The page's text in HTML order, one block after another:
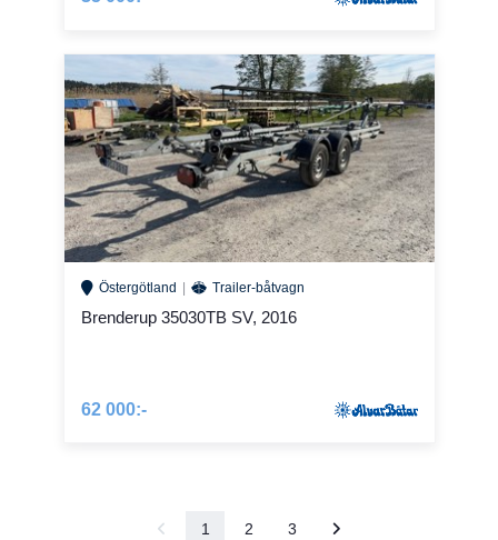
Östergötland Trailer-båtvagn
Brenderup 35030TB SV, 2016
62 000:-
1 2 3